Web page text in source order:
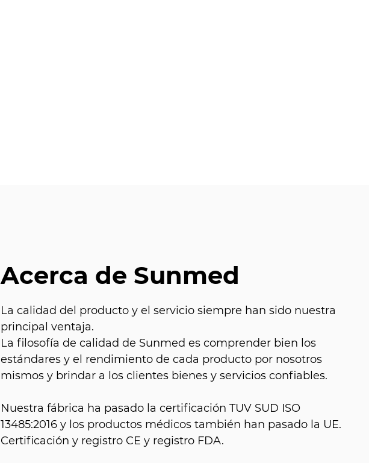
Acerca de Sunmed
La calidad del producto y el servicio siempre han sido nuestra
principal ventaja.
La filosofía de calidad de Sunmed es comprender bien los
estándares y el rendimiento de cada producto por nosotros
mismos y brindar a los clientes bienes y servicios confiables.
Nuestra fábrica ha pasado la certificación TUV SUD ISO
13485:2016 y los productos médicos también han pasado la UE.
Certificación y registro CE y registro FDA.